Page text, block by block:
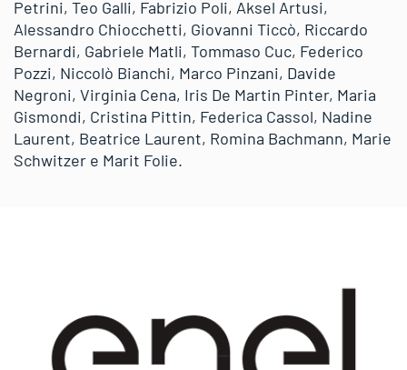
Petrini, Teo Galli, Fabrizio Poli, Aksel Artusi,
Alessandro Chiocchetti, Giovanni Ticcò, Riccardo
Bernardi, Gabriele Matli, Tommaso Cuc, Federico
Pozzi, Niccolò Bianchi, Marco Pinzani, Davide
Negroni, Virginia Cena, Iris De Martin Pinter, Maria
Gismondi, Cristina Pittin, Federica Cassol, Nadine
Laurent, Beatrice Laurent, Romina Bachmann, Marie
Schwitzer e Marit Folie.